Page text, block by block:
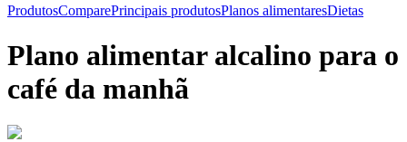
ProdutosComparePrincipais produtosPlanos alimentaresDietas
Plano alimentar alcalino para o
café da manhã